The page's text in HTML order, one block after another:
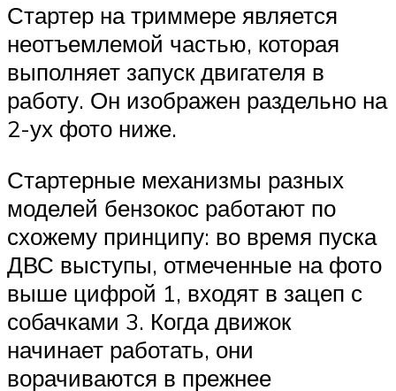
Стартер на триммере является
неотъемлемой частью, которая
выполняет запуск двигателя в
работу. Он изображен раздельно на
2-ух фото ниже.
Стартерные механизмы разных
моделей бензокос работают по
схожему принципу: во время пуска
ДВС выступы, отмеченные на фото
выше цифрой 1, входят в зацеп с
собачками 3. Когда движок
начинает работать, они
ворачиваются в прежнее